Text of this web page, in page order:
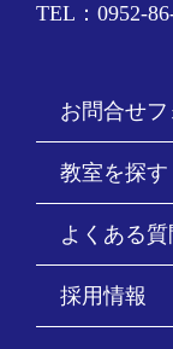
TEL：0952-
お問合せ
教室を探す
よくある質
採用情報